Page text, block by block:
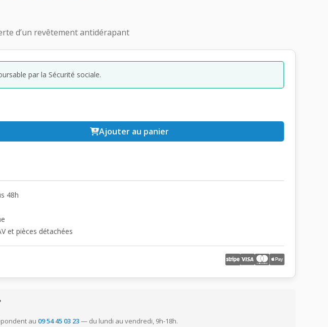
d’un revêtement antidérapant
par la Sécurité sociale.
Ajouter au panier
48h
et pièces détachées
au 09 54 45 03 23— du lundi au vendredi, 9h-18h.